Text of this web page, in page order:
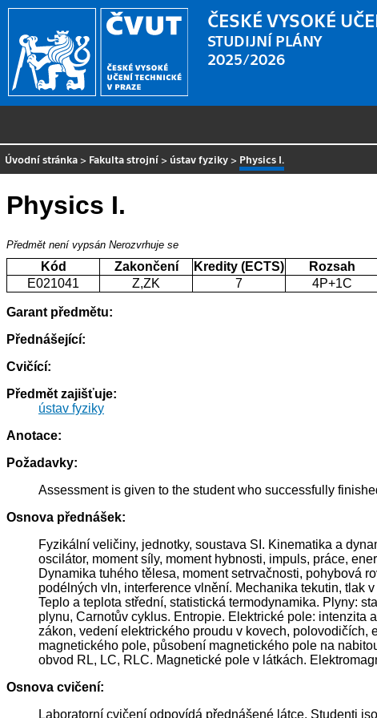
ČESKÉ VYSOKÉ
STUDIJNÍ PLÁNY
2025/2026
Úvodní stránka > Fakulta strojní > ústav fyziky > Physics I.
Physics I.
Předmět není vypsán Nerozvrhuje se
Kód Zakončení Kredity (ECTS) Rozsah
E021041
Z,ZK 7 4P+1C
Garant předmětu:
Přednášející:
Cvičící:
Předmět zajišťuje:
ústav fyziky
Anotace:
Požadavky:
Assessment is given to the student who successfully
Osnova přednášek:
Fyzikální veličiny, jednotky, soustava SI. Kinematika a
oscilátor, moment síly, moment hybnosti, impuls, práce,
Dynamika tuhého tělesa, moment setrvačnosti, pohybová
podélných vln, interference vlnění. Mechanika tekutin, tlak
Teplo a teplota střední, statistická termodynamika. Plyny:
plynu, Carnotův cyklus. Entropie. Elektrické pole: intenzita
zákon, vedení elektrického proudu v kovech,
magnetického pole, působení magnetického pole na
obvod RL, LC, RLC. Magnetické pole v látkách.
Osnova cvičení:
Laboratorní cvičení odpovídá přednášené látce. Studenti